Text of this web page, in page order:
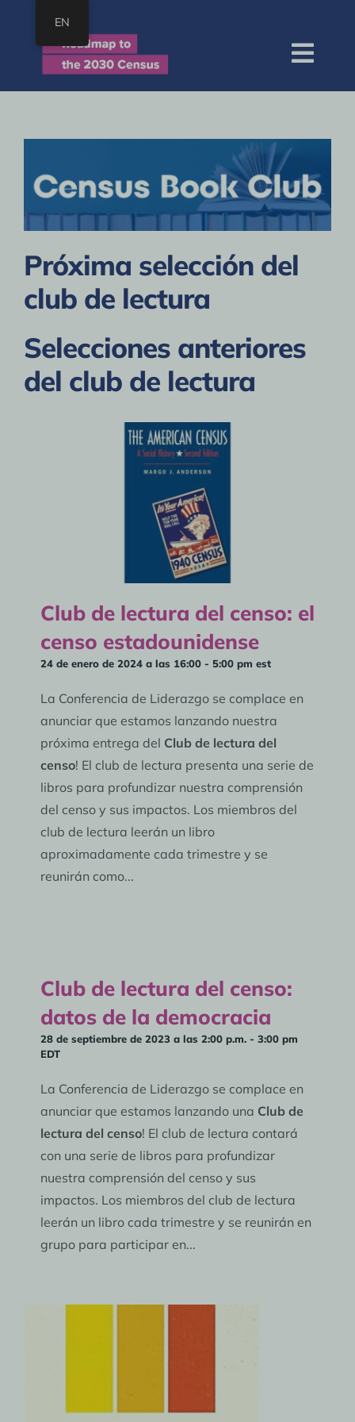
contenido
de
Hogar
Mapa
Recursos
BUSCAR:
Próxima selección del
club de lectura
Selecciones anteriores
del club de lectura
Club de lectura del censo: el
censo estadounidense
24 de enero de 2024 a las 16:00- 5:00 pm est
La Conferencia de Liderazgo se complace en
anunciar que estamos lanzando nuestra
próxima entrega del Club de lectura del
censo! El club de lectura presenta una serie de
libros para profundizar nuestra comprensión
del censo y sus impactos. Los miembros del
club de lectura leerán un libro
aproximadamente cada trimestre y se
reunirán como...
Club de lectura del censo:
datos de la democracia
28 de septiembre de 2023 a las 2:00 p.m.- 3:00 pm
EDT
La Conferencia de Liderazgo se complace en
anunciar que estamos lanzando una Club de
lectura del censo! El club de lectura contará
con una serie de libros para profundizar
nuestra comprensión del censo y sus
impactos. Los miembros del club de lectura
leerán un libro cada trimestre y se reunirán en
grupo para participar en...
EN